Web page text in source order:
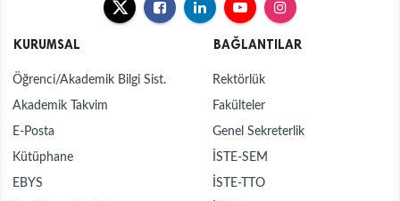
KURUMSAL
Öğrenci/Akademik Bilgi Sist.
Akademik Takvim
E-Posta
Kütüphane
EBYS
BAĞLANTILAR
Rektörlük
Fakülteler
Genel Sekreterlik
İSTE-SEM
İSTE-TTO